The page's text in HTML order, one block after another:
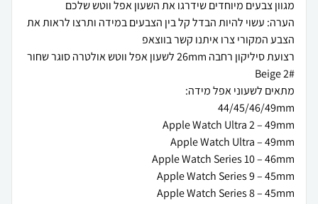
הערה: עשוי להיות הבדל קל בין הצבעים במידה ותרצו לראות את
רצועת סיליקון רחבה 26mm לשעון אפל ווטש אולטרה סוגר שחור